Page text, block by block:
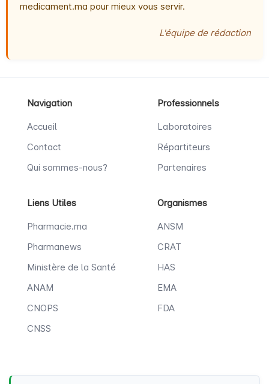
medicament.ma pour mieux vous servir.
L'équipe de rédaction
Navigation
Accueil
Contact
Qui sommes-nous?
Professionnels
Laboratoires
Répartiteurs
Partenaires
Liens Utiles
Pharmacie.ma
Pharmanews
Ministère de la Santé
ANAM
CNOPS
CNSS
Organismes
ANSM
CRAT
HAS
EMA
FDA